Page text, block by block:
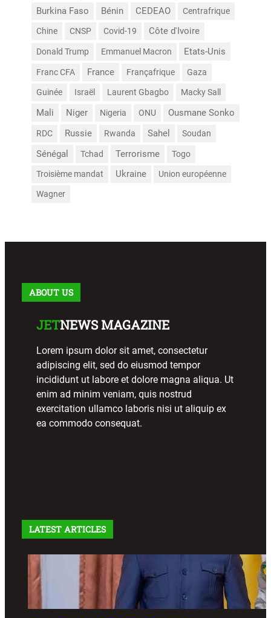
Burkina Faso Bénin CEDEAO Centrafrique
Chine CNSP Covid-19 Côte d'Ivoire
Donald Trump Emmanuel Macron Etats-Unis
Franc CFA France Françafrique Gaza
Guinée Israël Laurent Gbagbo Macky Sall
Mali Niger Nigeria ONU Ousmane Sonko
RDC Russie Rwanda Sahel Soudan
Sénégal Tchad Terrorisme Togo
Troisième mandat Ukraine Union européenne
Wagner
ABOUT US
JETNEWS MAGAZINE
Lorem ipsum dolor sit amet, consectetur
adipiscing elit, sed do eiusmod tempor
incididunt ut labore et dolore magna aliqua. Ut
enim ad minim veniam, quis nostrud
exercitation ullamco laboris nisi ut aliquip ex
ea commodo consequat.
LATEST ARTICLES